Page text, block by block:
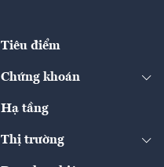
Tiêu điểm
Chứng khoán
Doanh nghiệp niêm yết
Hạ tầng
Thị trường